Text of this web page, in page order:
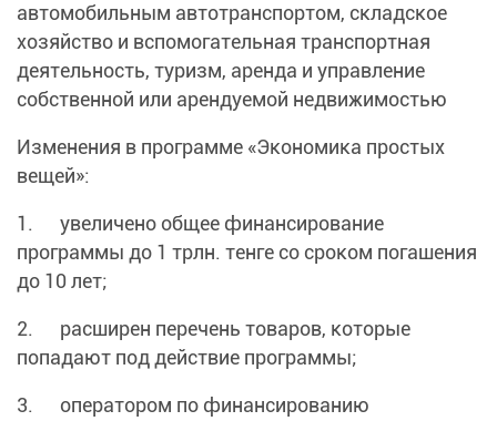
автомобильным автотранспортом, складское
хозяйство и вспомогательная транспортная
деятельность, туризм, аренда и управление
собственной или арендуемой недвижимостью
Изменения в программе «Экономика простых
вещей»:
1. увеличено общее финансирование
программы до 1 трлн. тенге со сроком погашения
до 10 лет;
2. расширен перечень товаров, которые
попадают под действие программы;
3. оператором по финансированию